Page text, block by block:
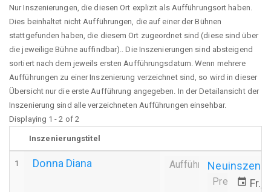
Nur Inszenierungen, die diesen Ort explizit als Aufführungsort haben.
Dies beinhaltet nicht Aufführungen, die auf einer der Bühnen
stattgefunden haben, die diesem Ort zugeordnet sind (diese sind über
die jeweilige Bühne auffindbar).. Die Inszenierungen sind absteigend
sortiert nach dem jeweils ersten Aufführungsdatum. Wenn mehrere
Aufführungen zu einer Inszenierung verzeichnet sind, so wird in dieser
Übersicht nur die erste Aufführung angegeben. In der Detailansicht der
Inszenierung sind alle verzeichneten Aufführungen einsehbar.
Displaying 1 - 2 of 2
Inszenierungstitel
1 Donna Diana Aufführung
Premiere
event Fr.,